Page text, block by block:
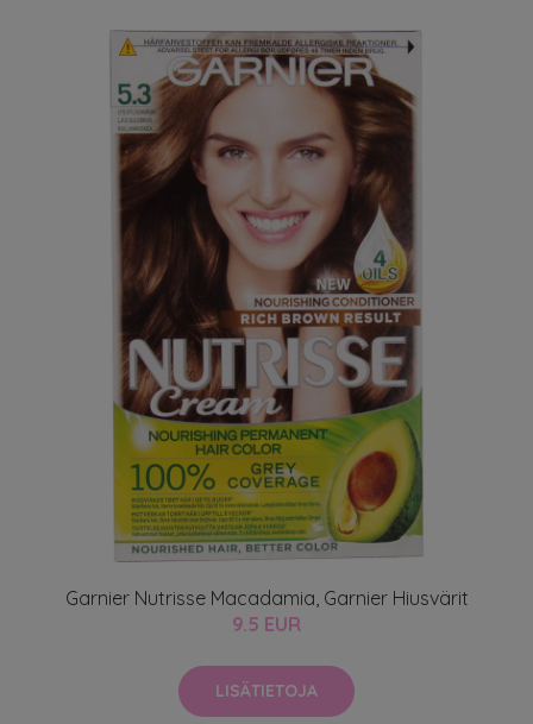
Garnier Nutrisse Macadamia, Garnier Hiusvärit
9.5 EUR
LISÄTIETOJA